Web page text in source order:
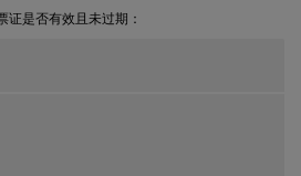
是否有效且未过期：